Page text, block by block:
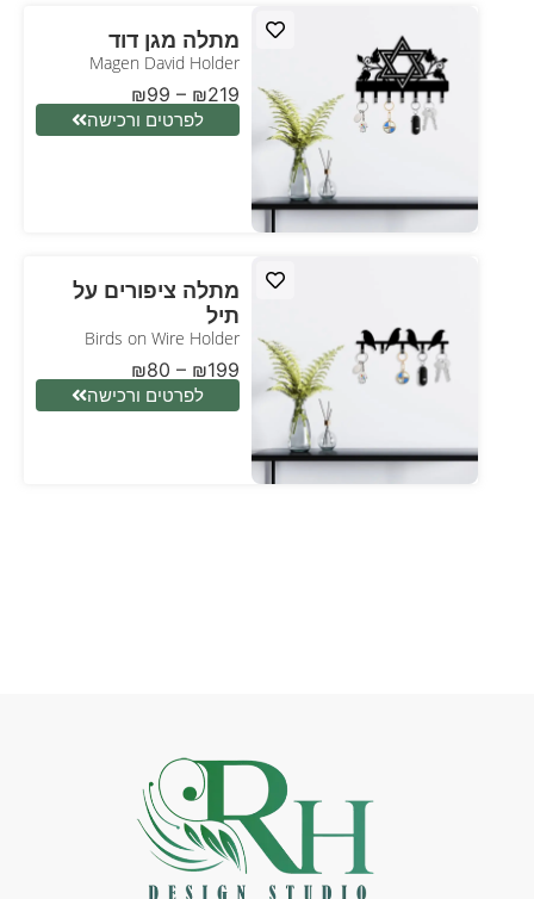
מתלה מגן דוד
Magen David Holder
₪99 – ₪219
לפרטים ורכישה
מתלה ציפורים על
תיל
Birds on Wire Holder
₪80 – ₪199
לפרטים ורכישה